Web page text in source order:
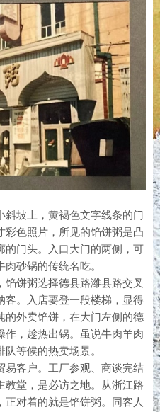
坡上，黄褐色文字线条的门
彩色照片，所见的馅饼粥是凸
的门头。入口大门的两侧，可
砂锅的传统名吃。
饼粥选择德县路潍县路交叉
客。入店要登一段楼梯，显得
的外卖馅饼，在大门左侧的德
作，趁热出锅。虽说牛肉羊肉
等候的热卖场景。
易客户。工厂参观、商谈完结
教堂，是必访之地。从浙江路
对着的就是馅饼粥。同客人